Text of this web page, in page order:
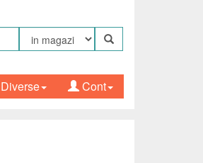
Cont
Diverse